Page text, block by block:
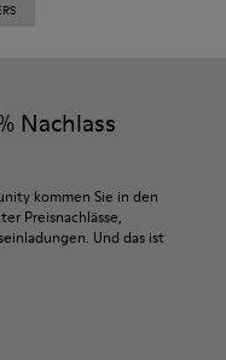
Nachlass
kommen Sie in den
Preisnachlässe,
Und das ist